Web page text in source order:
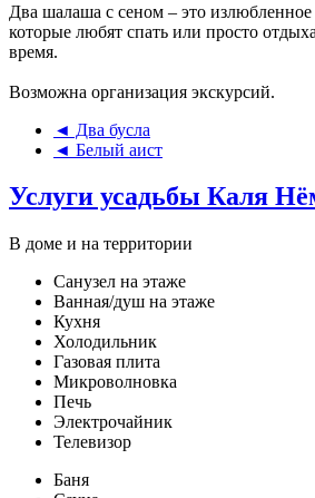
Два шалаша с сеном – это
которые любят спать или просто
время.
Возможна организация экскурсий.
◄ Два бусла
◄ Белый аист
Услуги усадьбы Каля
В доме и на территории
Санузел на этаже
Ванная/душ на этаже
Кухня
Холодильник
Газовая плита
Микроволновка
Печь
Электрочайник
Телевизор
Баня